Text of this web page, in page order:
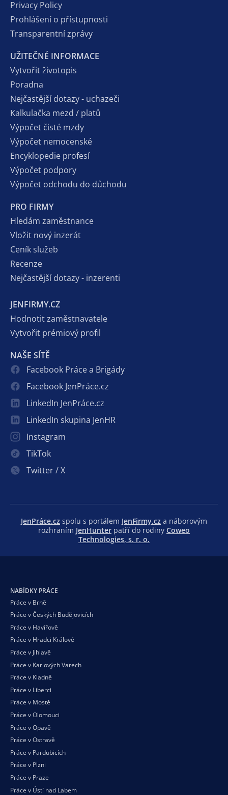
Privacy Policy
Prohlášení o přístupnosti
Transparentní zprávy
UŽITEČNÉ INFORMACE
Vytvořit životopis
Poradna
Nejčastější dotazy - uchazeči
Kalkulačka mezd / platů
Výpočet čisté mzdy
Výpočet nemocenské
Encyklopedie profesí
Výpočet podpory
Výpočet odchodu do důchodu
PRO FIRMY
Hledám zaměstnance
Vložit nový inzerát
Ceník služeb
Recenze
Nejčastější dotazy - inzerenti
JENFIRMY.CZ
Hodnotit zaměstnavatele
Vytvořit prémiový profil
NAŠE SÍTĚ
Facebook Práce a Brigády
Facebook JenPráce.cz
LinkedIn JenPráce.cz
LinkedIn skupina JenHR
Instagram
TikTok
Twitter / X
JenPráce.cz spolu s portálem JenFirmy.cz a náborovým
rozhraním JenHunter patří do rodiny Coweo
Technologies, s. r. o.
NABÍDKY PRÁCE
Práce v Brně
Práce v Českých Budějovicích
Práce v Havířově
Práce v Hradci Králové
Práce v Jihlavě
Práce v Karlových Varech
Práce v Kladně
Práce v Liberci
Práce v Mostě
Práce v Olomouci
Práce v Opavě
Práce v Ostravě
Práce v Pardubicích
Práce v Plzni
Práce v Praze
Práce v Ústí nad Labem